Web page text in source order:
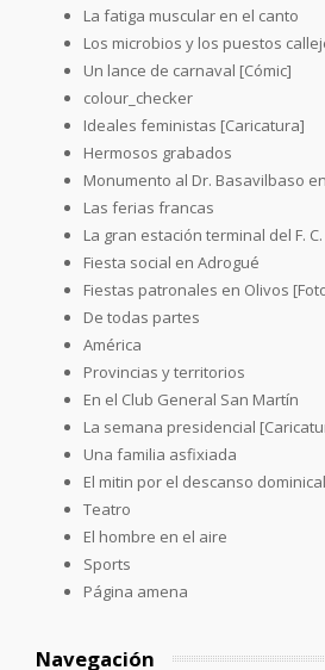
La fatiga muscular en el canto
Los microbios y los puestos
Un lance de carnaval [Cómic]
colour_checker
Ideales feministas [Caricatura]
Hermosos grabados
Monumento al Dr. Basavilbaso
Las ferias francas
La gran estación terminal del F.
Fiesta social en Adrogué
Fiestas patronales en Olivos
De todas partes
América
Provincias y territorios
En el Club General San Martín
La semana presidencial
Una familia asfixiada
El mitin por el descanso dominical
Teatro
El hombre en el aire
Sports
Página amena
Navegación